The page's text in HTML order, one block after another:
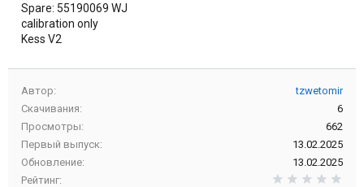
Spare: 55190069 WJ
calibration only
Kess V2
Автор
tzwetomir
Скачивания
6
Просмотры
662
Первый выпуск
13.02.2025
Обновление
13.02.2025
Рейтинг